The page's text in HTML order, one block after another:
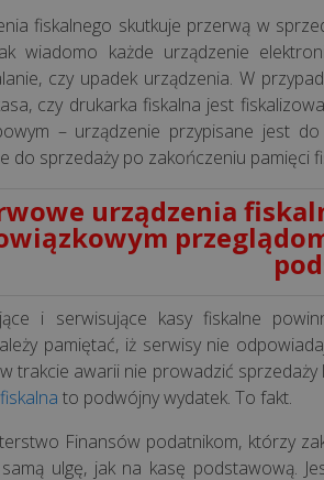
fiskalnego skutkuje przerwą w
wiadomo każde urządzenie
czy upadek urządzenia. W
czy drukarka fiskalna jest
– urządzenie przypisane jest
do sprzedaży po zakończeniu
urządzenia
i serwisujące kasy fiskalne
pamiętać, iż serwisy nie
trakcie awarii nie prowadzić
to podwójny wydatek. To fakt.
Finansów podatnikom, którzy
ulgę, jak na kasę podstawową.